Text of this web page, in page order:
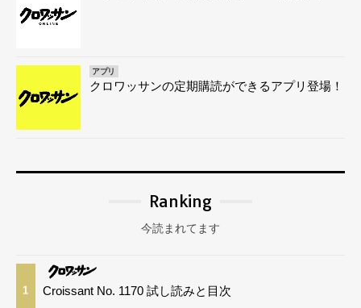
アプリ
クロワッサンの定期購読ができるアプリ登場！
Ranking
今読まれてます
1 Croissant No. 1170 試し読みと目次